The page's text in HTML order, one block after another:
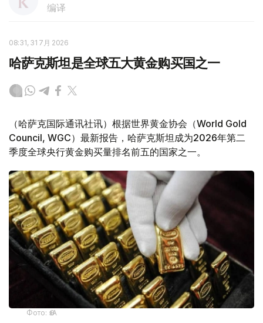
编译
08:31, 31 7月 2026
哈萨克斯坦是全球五大黄金购买国之一
（哈萨克国际通讯社讯）根据世界黄金协会（World Gold
Council, WGC）最新报告，哈萨克斯坦成为2026年第二
季度全球央行黄金购买量排名前五的国家之一。
Фото: ӨзА